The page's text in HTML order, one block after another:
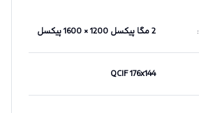
: 2 مگا پیکسل 1200 × 1600 پیکسل
QCIF 176x144